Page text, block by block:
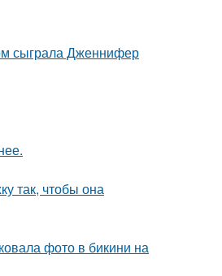
сыграла Дженнифер
так, чтобы она
фото в бикини на